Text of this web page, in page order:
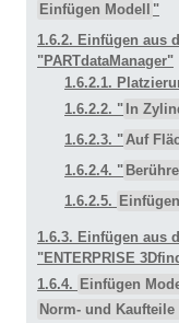
Einfügen Modell
"
1.6.2. Einfügen aus
"PARTdataManager"
1.6.2.1.
1.6.2.2. " In
1.6.2.3. "Auf
1.6.2.4. "
1.6.2.5.
1.6.3. Einfügen aus
"ENTERPRISE
1.6.4. Einfügen
Norm- und